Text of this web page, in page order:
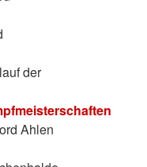
der
Ahlen